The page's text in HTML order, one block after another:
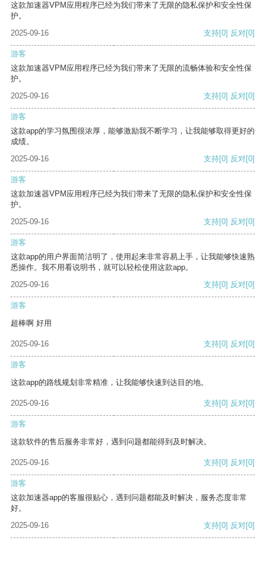
这款加速器VPM应用程序已经为我们带来了无限的隐私保护和安全性保
护。
2025-09-16
支持[0] 反对[0]
游客
这款加速器VPM应用程序已经为我们带来了无限的流畅体验和安全性保
护。
2025-09-16
支持[0] 反对[0]
游客
这款app的学习氛围很浓厚，能够激励我不断学习，让我能够取得更好的
成绩。
2025-09-16
支持[0] 反对[0]
游客
这款加速器VPM应用程序已经为我们带来了无限的隐私保护和安全性保
护。
2025-09-16
支持[0] 反对[0]
游客
这款app的用户界面简洁明了，使用起来非常容易上手，让我能够快速熟
悉操作。我不用看说明书，就可以轻松使用这款app。
2025-09-16
支持[0] 反对[0]
游客
超棒啊 好用
2025-09-16 支持[0] 反对[0]
游客
这款app的路线规划非常精准，让我能够快速到达目的地。
2025-09-16 支持[0] 反对[0]
游客
这款软件的售后服务非常好，遇到问题都能得到及时解决。
2025-09-16 支持[0] 反对[0]
游客
这款加速器app的客服很贴心，遇到问题都能及时解决，服务态度非常
好。
2025-09-16
支持[0] 反对[0]